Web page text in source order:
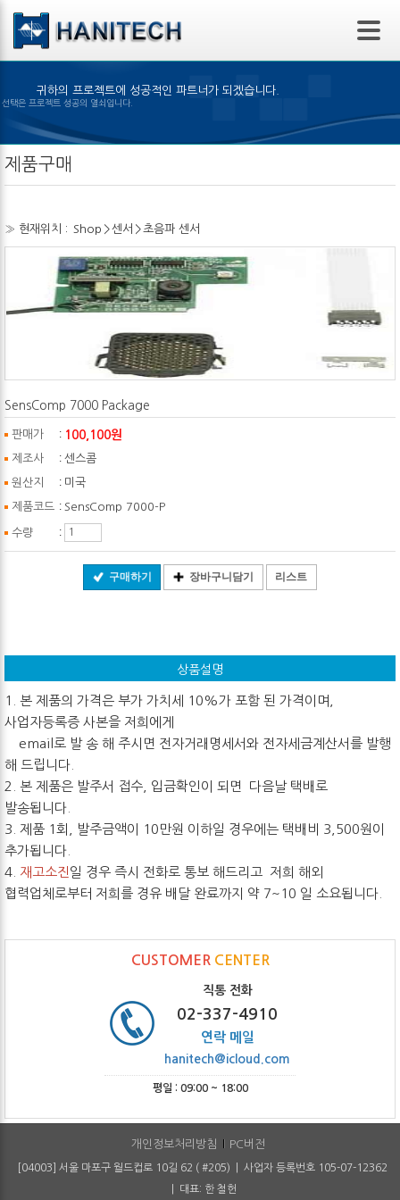
본문 바로가기
귀하의 프로젝트에 성공적인 파트너가 되겠습니다.
제품의 선택은 프로젝트 성공의 열쇠입니다.
제품구매
» 현재위치 : Shop >센서 >초음파 센서
SensComp 7000 Package
판매가 : 100,100원
제조사 : 센스콤
원산지 : 미국
제품코드 : SensComp 7000-P
수량 :
구매하기 장바구니담기 리스트
상품설명
1. 본 제품의 가격은 부가 가치세 10%가 포함 된 가격이며,
사업자등록증 사본을 저희에게
email로 발 송 해 주시면 전자거래명세서와 전자세금계산서를 발행
해 드립니다.
2. 본 제품은 발주서 접수, 입금확인이 되면 다음날 택배로
발송됩니다.
3. 제품 1회, 발주금액이 10만원 이하일 경우에는 택배비 3,500원이
추가됩니다.
4. 재고소진 일 경우 즉시 전화로 통보 해드리고 저희 해외
협력업체로부터 저희를 경유 배달 완료까지 약 7~10 일 소요됩니다.
CUSTOMER CENTER
직통 전화
02-337-4910
연락 메일
hanitech@icloud.com
평일 : 09:00 ~ 18:00
개인정보처리방침 PC버전
[04003] 서울 마포구 월드컵로 10길 62 ( #205) | 사업자 등록번호 105-07-12362
| 대표: 한 철헌